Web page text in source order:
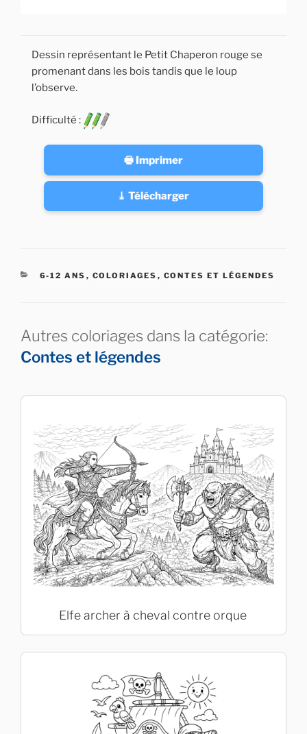
Dessin représentant le Petit Chaperon rouge se
promenant dans les bois tandis que le loup
l’observe.
Difficulté :
🖶 Imprimer
⤓ Télécharger
CATÉGORIES
6-12 ANS , COLORIAGES , CONTES ET LÉGENDES
Autres coloriages dans la catégorie:
Contes et légendes
Elfe archer à cheval contre orque